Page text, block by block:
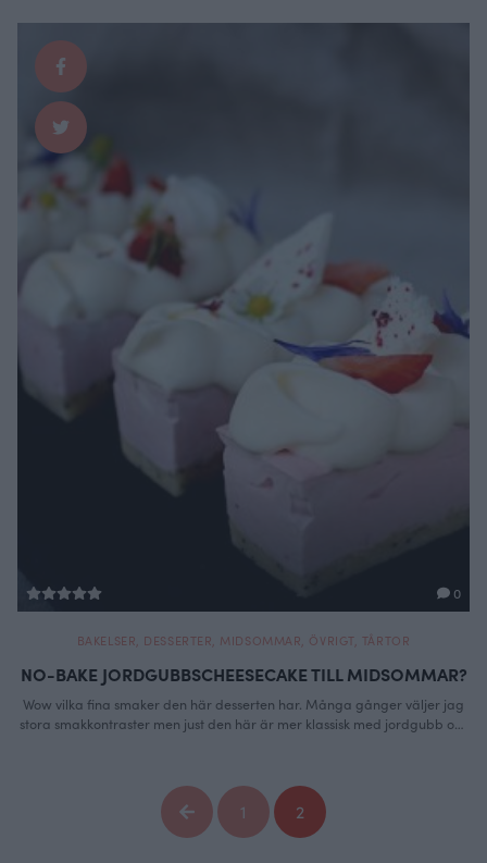
0
BAKELSER DESSERTER MIDSOMMAR ÖVRIGT, TÅRTOR
NO-BAKE JORDGUBBSCHEESECAKE TILL MIDSOMMAR?
Wow vilka fina smaker den här desserten har. Många gånger väljer jag
stora smakkontraster men just den här är mer klassisk med jordgubb och
älskar verkligen grädde så det …
1 2